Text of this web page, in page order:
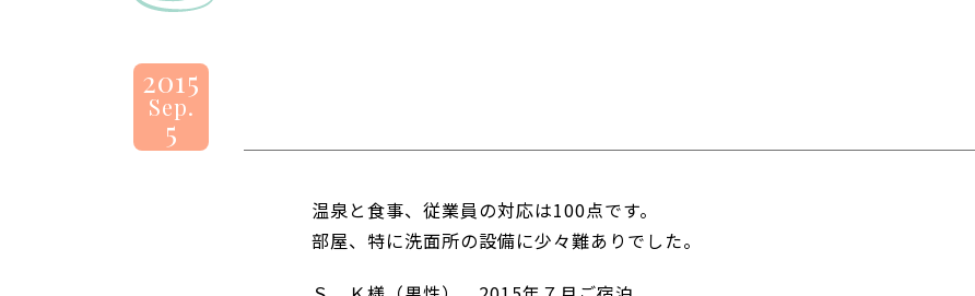
2015
Sep.
5
温泉と食事、従業員の対応は100点です。
部屋、特に洗面所の設備に少々難ありでした。